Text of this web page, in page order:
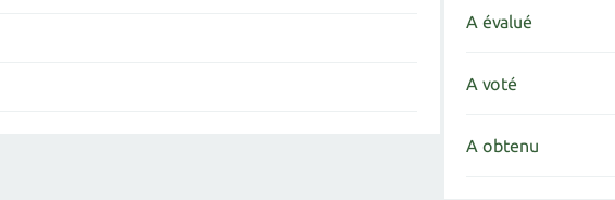
A évalué
A voté
A obtenu